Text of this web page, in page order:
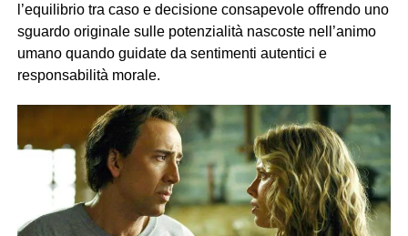
l’equilibrio tra caso e decisione consapevole offrendo uno
sguardo originale sulle potenzialità nascoste nell’animo
umano quando guidate da sentimenti autentici e
responsabilità morale.